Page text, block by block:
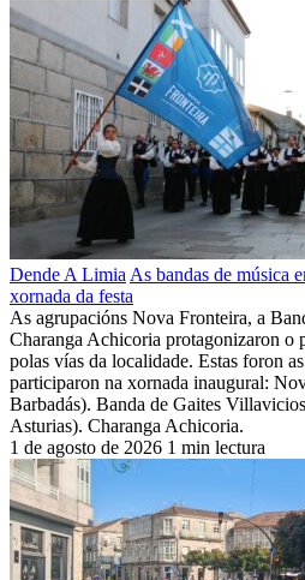
Dende A Limia As bandas de música
xornada da festa
As agrupacións Nova Fronteira, a
Charanga Achicoria protagonizaron o
polas vías da localidade. Estas foron
participaron na xornada inaugural:
Barbadás). Banda de Gaites
Asturias). Charanga Achicoria.
1 de agosto de 2026 1 min lectura